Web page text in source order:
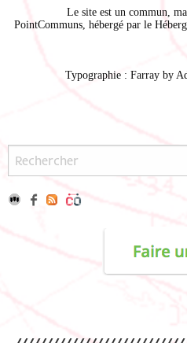
Le site est un commun,
PointCommuns , hébergé par le
Typographie : Farray by